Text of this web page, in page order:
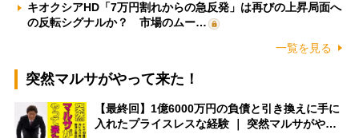
キオクシアHD「7万円割れからの急反発」は再びの上昇局面へ
の反転シグナルか？ 市場のムー…
一覧を見る
突然マルサがやって来た！
【最終回】1億6000万円の負債と引き換えに手に
入れたプライスレスな経験 ｜ 突然マルサがや…